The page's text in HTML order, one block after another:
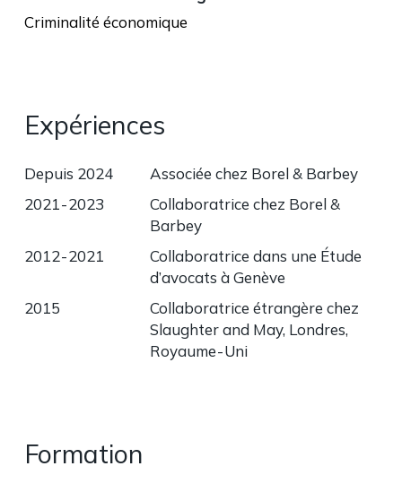
Criminalité économique
Expériences
Depuis 2024
Associée chez Borel & Barbey
2021 - 2023
Collaboratrice chez Borel &
Barbey
2012 - 2021
Collaboratrice dans une Étude
d’avocats à Genève
2015
Collaboratrice étrangère chez
Slaughter and May, Londres,
Royaume - Uni
Formation